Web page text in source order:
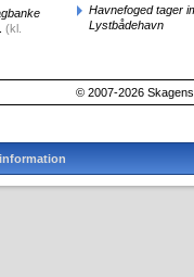
(kl.
Havnefoged tager
Lystbådehavn
© 2007-2026